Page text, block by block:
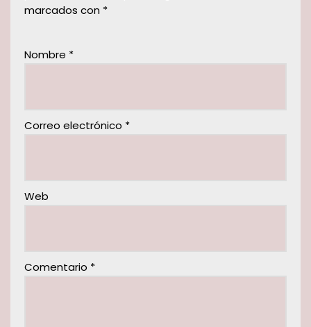
marcados con *
Nombre *
Correo electrónico *
Web
Comentario *